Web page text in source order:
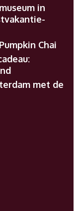
in
Chai
met de